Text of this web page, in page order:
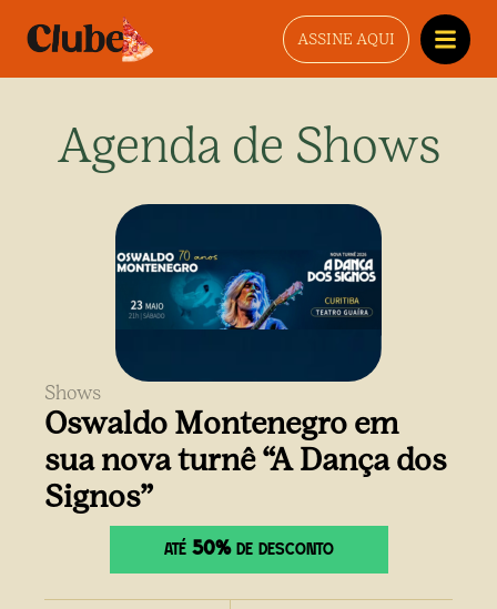
ASSINE AQUI
Agenda de Shows
Shows
Oswaldo Montenegro em
sua nova turnê “A Dança dos
Signos”
ATÉ 50%DE DESCONTO